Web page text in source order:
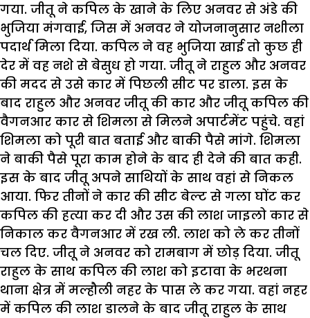
गया. जीतू ने कपिल के खाने के लिए अनवर से अंडे की
भुजिया मंगवाई, जिस में अनवर ने योजनानुसार नशीला
पदार्थ मिला दिया. कपिल ने वह भुजिया खाई तो कुछ ही
देर में वह नशे से बेसुध हो गया. जीतू ने राहुल और अनवर
की मदद से उसे कार में पिछली सीट पर डाला. इस के
बाद राहुल और अनवर जीतू की कार और जीतू कपिल की
वैगनआर कार से शिमला से मिलने अपार्टमेंट पहुंचे. वहां
शिमला को पूरी बात बताई और बाकी पैसे मांगे. शिमला
ने बाकी पैसे पूरा काम होने के बाद ही देने की बात कही.
इस के बाद जीतू अपने साथियों के साथ वहां से निकल
आया. फिर तीनों ने कार की सीट बेल्ट से गला घोंट कर
कपिल की हत्या कर दी और उस की लाश जाइलो कार से
निकाल कर वैगनआर में रख ली. लाश को ले कर तीनों
चल दिए. जीतू ने अनवर को रामबाग में छोड़ दिया. जीतू
राहुल के साथ कपिल की लाश को इटावा के भरथना
थाना क्षेत्र में मल्हौली नहर के पास ले कर गया. वहां नहर
में कपिल की लाश डालने के बाद जीतू राहुल के साथ